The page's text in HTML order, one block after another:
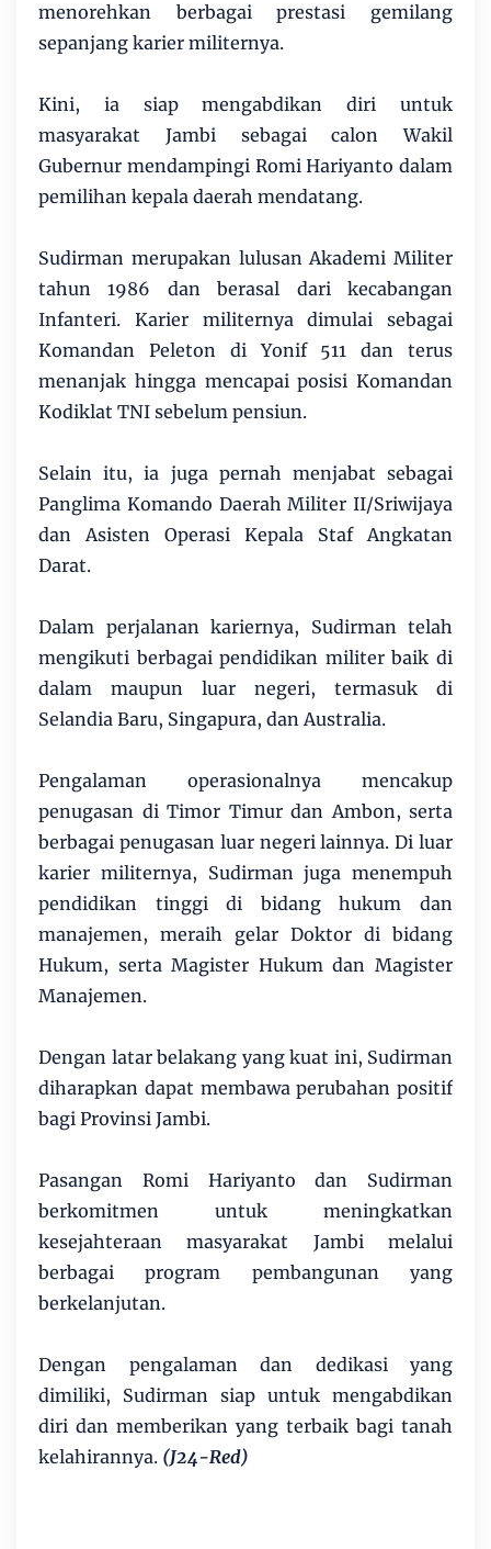
menorehkan berbagai prestasi gemilang
sepanjang karier militernya.
Kini, ia siap mengabdikan diri untuk
masyarakat Jambi sebagai calon Wakil
Gubernur mendampingi Romi Hariyanto dalam
pemilihan kepala daerah mendatang.
Sudirman merupakan lulusan Akademi Militer
tahun 1986 dan berasal dari kecabangan
Infanteri. Karier militernya dimulai sebagai
Komandan Peleton di Yonif 511 dan terus
menanjak hingga mencapai posisi Komandan
Kodiklat TNI sebelum pensiun.
Selain itu, ia juga pernah menjabat sebagai
Panglima Komando Daerah Militer II/Sriwijaya
dan Asisten Operasi Kepala Staf Angkatan
Darat.
Dalam perjalanan kariernya, Sudirman telah
mengikuti berbagai pendidikan militer baik di
dalam maupun luar negeri, termasuk di
Selandia Baru, Singapura, dan Australia.
Pengalaman operasionalnya mencakup
penugasan di Timor Timur dan Ambon, serta
berbagai penugasan luar negeri lainnya. Di luar
karier militernya, Sudirman juga menempuh
pendidikan tinggi di bidang hukum dan
manajemen, meraih gelar Doktor di bidang
Hukum, serta Magister Hukum dan Magister
Manajemen.
Dengan latar belakang yang kuat ini, Sudirman
diharapkan dapat membawa perubahan positif
bagi Provinsi Jambi.
Pasangan Romi Hariyanto dan Sudirman
berkomitmen untuk meningkatkan
kesejahteraan masyarakat Jambi melalui
berbagai program pembangunan yang
berkelanjutan.
Dengan pengalaman dan dedikasi yang
dimiliki, Sudirman siap untuk mengabdikan
diri dan memberikan yang terbaik bagi tanah
kelahirannya. (J24-Red)